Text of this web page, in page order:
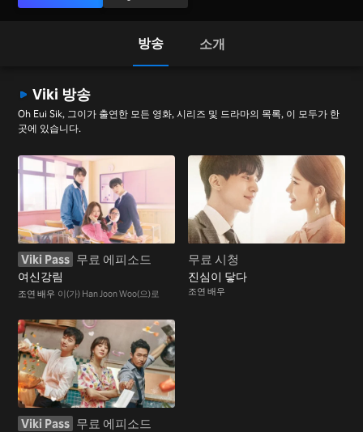
방송 소개
Viki 방송
Oh Eui Sik, 그이가 출연한 모든 영화, 시리즈 및 드라마의 목록, 이 모두가 한
곳에 있습니다.
Viki Pass 무료 에피소드
여신강림
조연 배우 이(가) Han Joon Woo(으)로
무료 시청
진심이 닿다
조연 배우
Viki Pass 무료 에피소드